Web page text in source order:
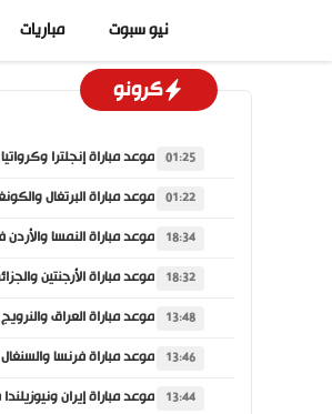
المحتوى
نيو سبوت مباريات
كرونو
01:25
01:22
18:34
18:32
13:48
13:46
13:44